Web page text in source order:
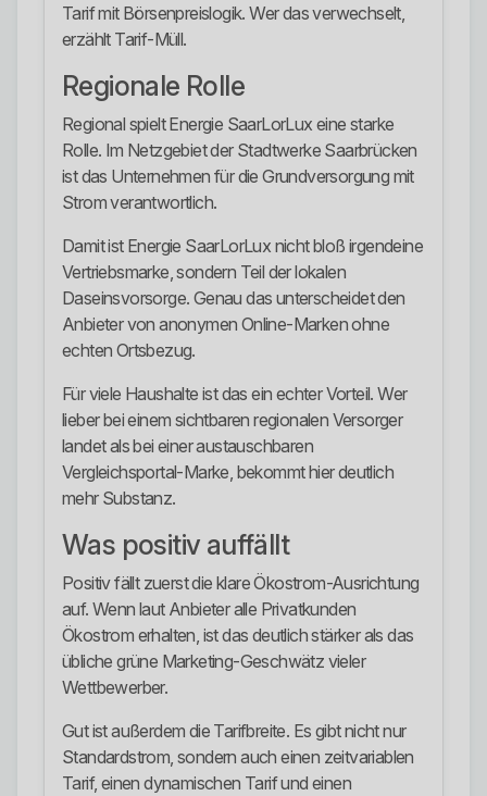
Tarif mit Börsenpreislogik. Wer das verwechselt,
erzählt Tarif-Müll.
Regionale Rolle
Regional spielt Energie SaarLorLux eine starke
Rolle. Im Netzgebiet der Stadtwerke Saarbrücken
ist das Unternehmen für die Grundversorgung mit
Strom verantwortlich.
Damit ist Energie SaarLorLux nicht bloß irgendeine
Vertriebsmarke, sondern Teil der lokalen
Daseinsvorsorge. Genau das unterscheidet den
Anbieter von anonymen Online-Marken ohne
echten Ortsbezug.
Für viele Haushalte ist das ein echter Vorteil. Wer
lieber bei einem sichtbaren regionalen Versorger
landet als bei einer austauschbaren
Vergleichsportal-Marke, bekommt hier deutlich
mehr Substanz.
Was positiv auffällt
Positiv fällt zuerst die klare Ökostrom-Ausrichtung
auf. Wenn laut Anbieter alle Privatkunden
Ökostrom erhalten, ist das deutlich stärker als das
übliche grüne Marketing-Geschwätz vieler
Wettbewerber.
Gut ist außerdem die Tarifbreite. Es gibt nicht nur
Standardstrom, sondern auch einen zeitvariablen
Tarif, einen dynamischen Tarif und einen